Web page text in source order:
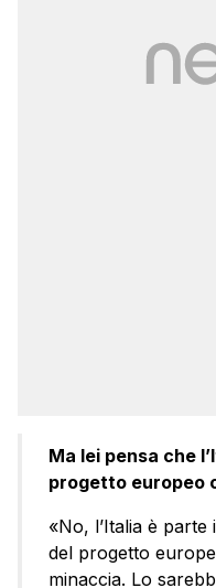
Ma lei pensa che
progetto europeo
«No, l’Italia è
del progetto
minaccia. Lo